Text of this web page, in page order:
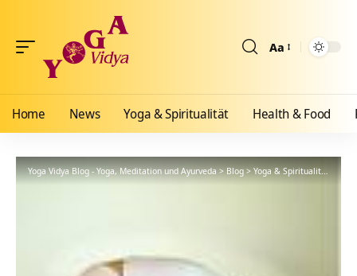
Aa
Home News Yoga & Spiritualität Health & Food
Yoga Vidya Blog - Yoga, Meditation und Ayurveda>Blog>Yoga & Spiritualität >